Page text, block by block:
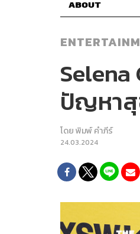
ABOUT
Selena
ปัญหาสุ
โดยพิมพ์ คำภีร์
24.03.2024